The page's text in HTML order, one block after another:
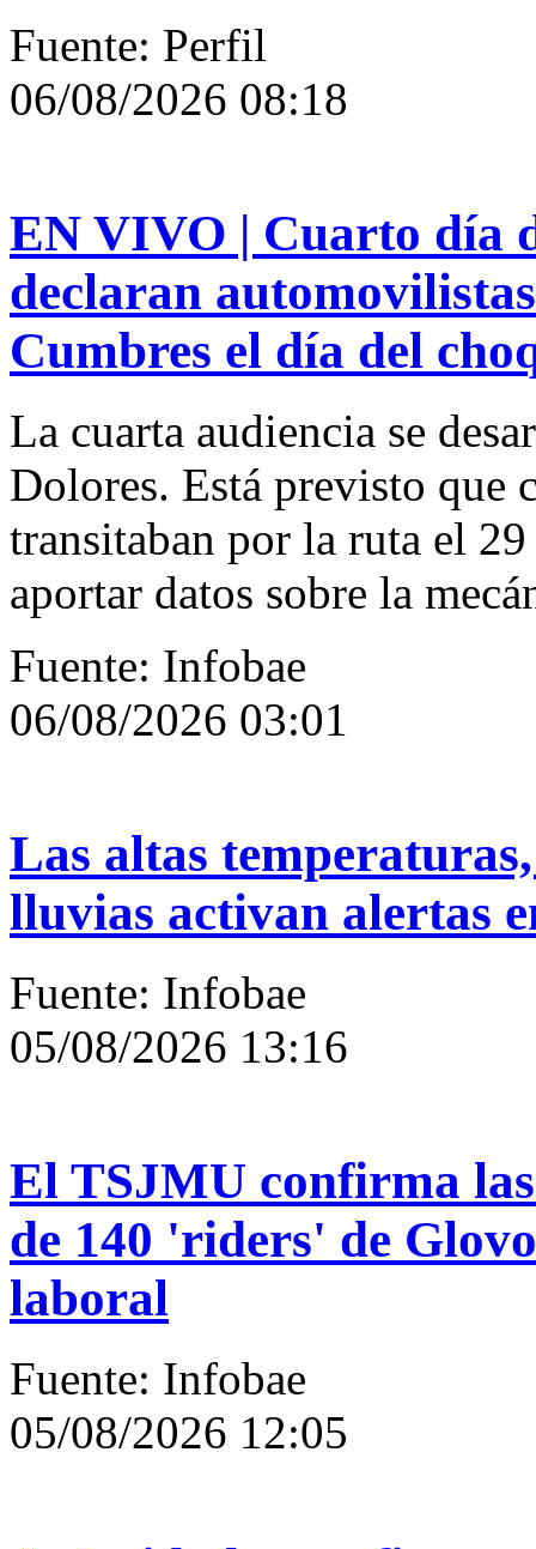
Fuente: Perfil
06/08/2026 08:18
EN VIVO | Cuarto día
declaran
Cumbres el día del
La cuarta audiencia se
Dolores. Está previsto que
transitaban por la ruta el
aportar datos sobre la
Fuente: Infobae
06/08/2026 03:01
Las altas
lluvias activan alertas
Fuente: Infobae
05/08/2026 13:16
El TSJMU confirma
de 140 'riders' de
laboral
Fuente: Infobae
05/08/2026 12:05